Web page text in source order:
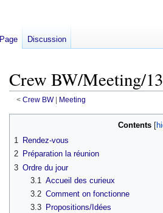
Crew BW/Meeting/
< Crew BW‎ | Meeting
Contents
1 Rendez-vous
2 Préparation la réunion
3 Ordre du jour
3.1
Accueil des curieux
3.2 Comment on fonctionne
3.3
Propositions/Idées
Page Discussion